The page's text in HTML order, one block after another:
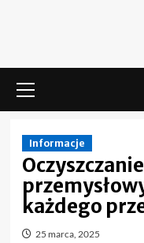
główne
Informacje
każdego
25 marca, 2025